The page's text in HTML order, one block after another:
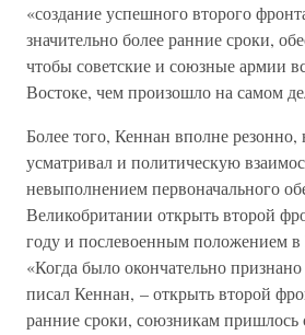
«создание успешного второго
значительно более ранние сроки,
чтобы советские и союзные армии
Востоке, чем произошло на самом
Более того, Кеннан вполне резонно,
усматривал и политическую
невыполнением первоначального
Великобритании открыть второй
году и послевоенным положением
«Когда было окончательно
писал Кеннан, – открыть второй
ранние сроки, союзникам пришлось